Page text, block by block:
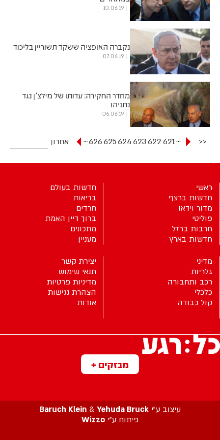
10.06.19
נקברה האופציה ששקד תשוריין בליכוד
07.06.19
מחדר החקירה: עדותו של מילצ'ן נגד
נתניהו
06.06.19
<<
...
621
622
623
624
625
626
... אחרון
מבזקים +
ראשי
חדשות ברצף
מדור וידאו
פוליטי
חרבות ברזל
חדשות בארץ
חדשות בעולם
בריאות
חרדים
ברוך דיין האמת
מתכונים
מעניין
מדיני
גלריות
רכב ותחבורה
כלכלי
קול כבודה
יצירת קשר
תנאי שימוש
מדיניות פרטיות
הצהרת נגישות
אודות
עיצוב ע”י Baruch Klein & Yehuda Bruck
פיתוח ע”י Wizzo